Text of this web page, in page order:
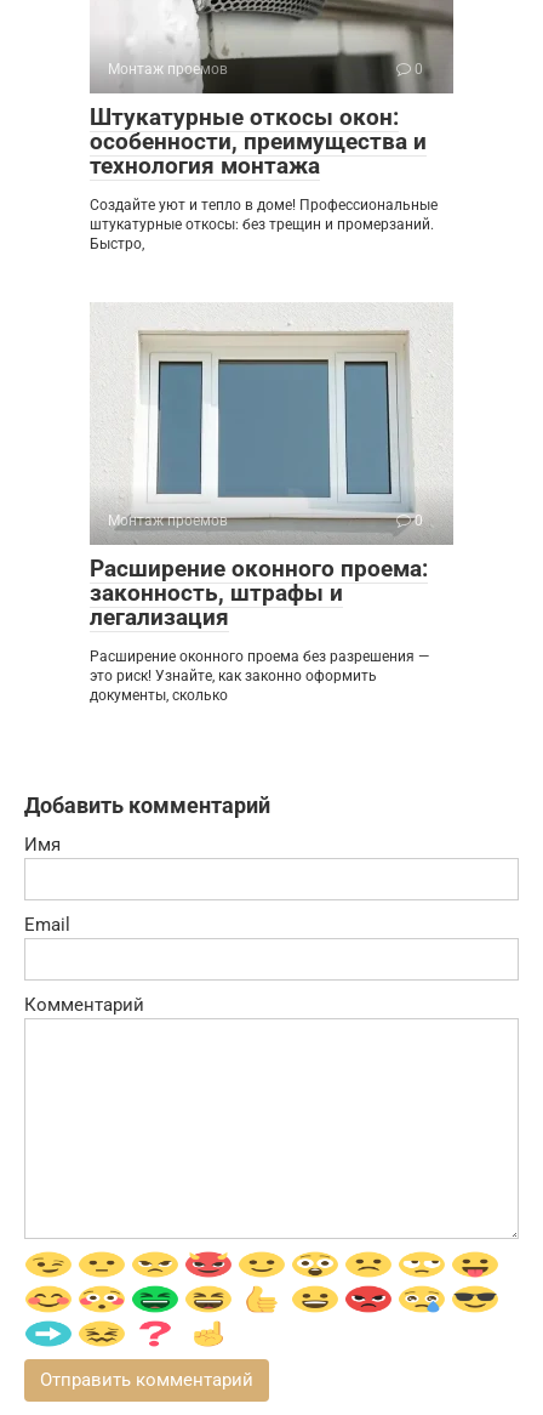
Монтаж проемов 0
Штукатурные откосы окон:
особенности, преимущества и
технология монтажа
Создайте уют и тепло в доме! Профессиональные
штукатурные откосы: без трещин и промерзаний.
Быстро,
Монтаж проемов 0
Расширение оконного проема:
законность, штрафы и
легализация
Расширение оконного проема без разрешения —
это риск! Узнайте, как законно оформить
документы, сколько
Добавить комментарий
Имя
Email
Комментарий